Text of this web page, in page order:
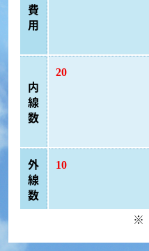
費
用
内
線
数
20
外
線
数
10